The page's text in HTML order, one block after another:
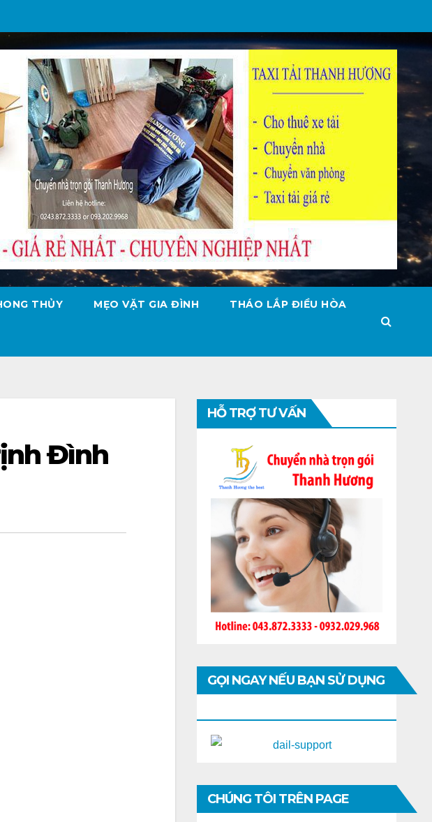
THỦY MẸO VẶT GIA ĐÌNH THÁO LẮP ĐIỀU HÒA
Đình
HỖ TRỢ TƯ VẤN
GỌI NGAY NẾU BẠN SỬ DỤNG
CHÚNG TÔI TRÊN PAGE